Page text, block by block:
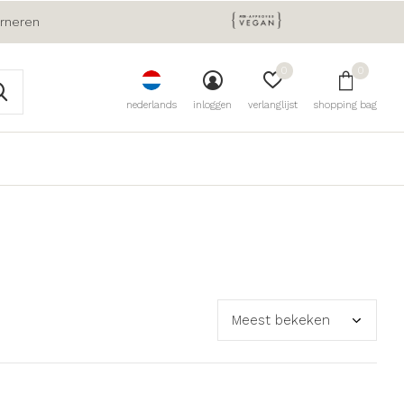
nederlands inloggen verlanglijst
0
shopping bag
0